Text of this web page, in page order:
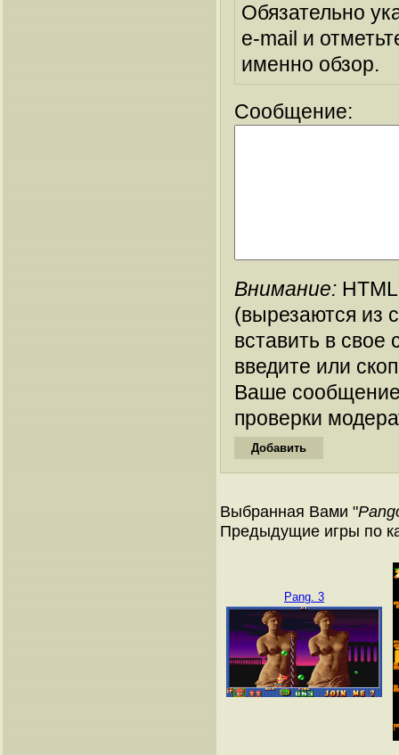
Обязательно
e-mail и
именно обзор.
Сообщение:
Внимание:
(вырезаются из
вставить в
введите или
Ваше
проверки
Выбранная Вами "
Предыдущие игры по
Pang. 3